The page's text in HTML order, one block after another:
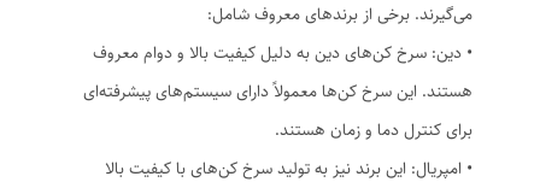
می‌گیرند. برخی از برندهای معروف شامل:
• دین: سرخ کن‌های دین به دلیل کیفیت بالا و دوام معروف
هستند. این سرخ کن‌ها معمولاً دارای سیستم‌های پیشرفته‌ای
برای کنترل دما و زمان هستند.
• امپریال: این برند نیز به تولید سرخ کن‌های با کیفیت بالا